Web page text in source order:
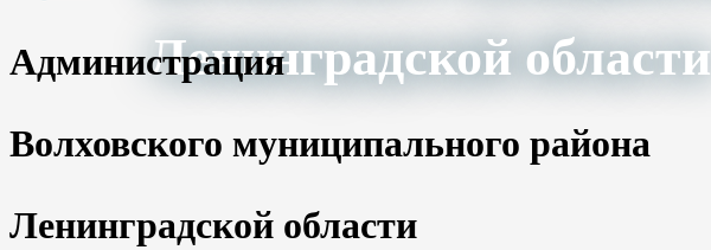
Ленинградской области
Администрация
Волховского муниципального района
Ленинградской области